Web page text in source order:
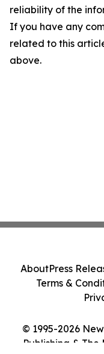
reliability of the
If you have any
related to this
above.
© 1995-2026
Publishing &
AboutPress
Terms &